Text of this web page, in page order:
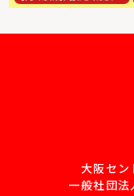
大阪セン
一般社団法